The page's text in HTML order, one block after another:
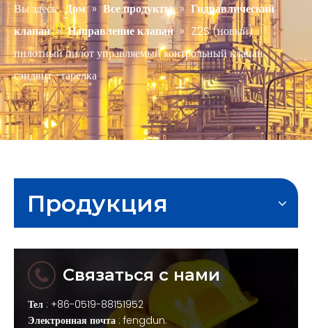
Вы здесь: Дом » Все продукты » Гидравлический
клапан » Направление клапан » Z2S (новый)
пилотный пилот управляемый контрольный клапан
сэндвит -тарелка
Продукция
Связаться с нами
Тел : +86-0519-88151952
Электронная почта : fengdun.